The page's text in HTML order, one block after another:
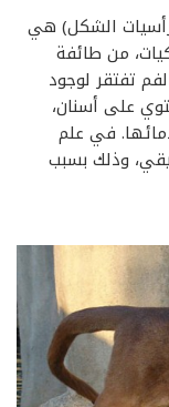
الشكل) هي
من طائفة
تفتقر لوجود
على أسنان،
في علم
وذلك بسبب